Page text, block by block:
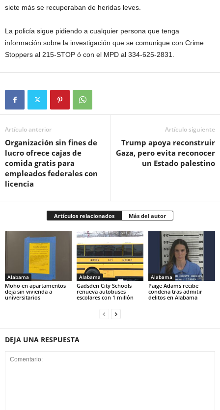
siete más se recuperaban de heridas leves.
La policía sigue pidiendo a cualquier persona que tenga
información sobre la investigación que se comunique con Crime
Stoppers al 215-STOP ó con el MPD al 334-625-2831.
Artículo anterior
Organización sin fines de
lucro ofrece cajas de
comida gratis para
empleados federales con
licencia
Artículo siguiente
Trump apoya reconstruir
Gaza, pero evita reconocer
un Estado palestino
Artículos relacionados Más del autor
Alabama
Moho en apartamentos
deja sin vivienda a
universitarios
Alabama
Gadsden City Schools
renueva autobuses
escolares con 1 millón
Alabama
Paige Adams recibe
condena tras admitir
delitos en Alabama
DEJA UNA RESPUESTA